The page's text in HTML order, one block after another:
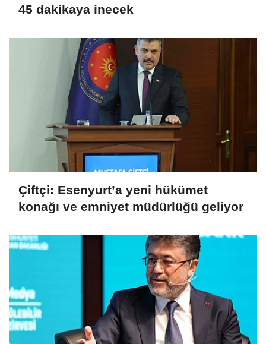
45 dakikaya inecek
Çiftçi: Esenyurt’a yeni hükümet
konağı ve emniyet müdürlüğü geliyor